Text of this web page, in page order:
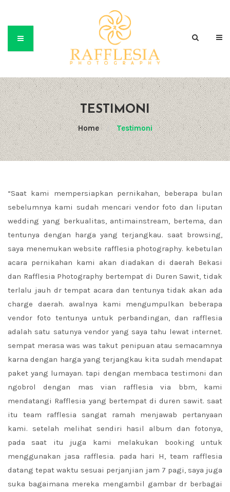
TESTIMONI
Home / Testimoni
“Saat kami mempersiapkan pernikahan, beberapa bulan
sebelumnya kami sudah mencari vendor foto dan liputan
wedding yang berkualitas, antimainstream, bertema, dan
tentunya dengan harga yang terjangkau. saat browsing,
saya menemukan website rafflesia photography. kebetulan
acara pernikahan kami akan diadakan di daerah Bekasi
dan Rafflesia Photography bertempat di Duren Sawit, tidak
terlalu jauh dr tempat acara dan tentunya tidak akan ada
charge daerah. awalnya kami mengumpulkan beberapa
vendor foto tentunya untuk perbandingan, dan rafflesia
adalah satu satunya vendor yang saya tahu lewat internet.
sempat merasa was was takut penipuan atau semacamnya
karna dengan harga yang terjangkau kita sudah mendapat
paket yang lumayan. tapi dengan membaca testimoni dan
ngobrol dengan mas vian rafflesia via bbm, kami
mendatangi Rafflesia yang bertempat di duren sawit. saat
itu team rafflesia sangat ramah menjawab pertanyaan
kami. setelah melihat sendiri hasil album dan fotonya,
pada saat itu juga kami melakukan booking untuk
menggunakan jasa rafflesia. pada hari H, team rafflesia
datang tepat waktu sesuai perjanjian jam 7 pagi, saya juga
suka bagaimana mereka mengambil gambar dr berbagai